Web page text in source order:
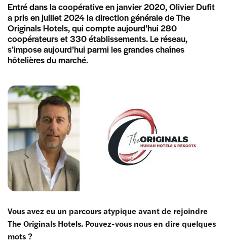
Entré dans la coopérative en janvier 2020, Olivier Dufit
a pris en juillet 2024 la direction générale de The
Originals Hotels, qui compte aujourd’hui 280
coopérateurs et 330 établissements. Le réseau,
s’impose aujourd’hui parmi les grandes chaînes
hôtelières du marché.
Vous avez eu un parcours atypique avant de rejoindre
The Originals Hotels. Pouvez-vous nous en dire quelques
mots ?